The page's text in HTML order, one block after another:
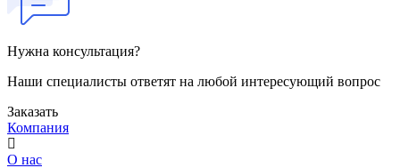
Нужна консультация?
Наши специалисты ответят на любой интересующий вопрос
Заказать
Компания
О нас